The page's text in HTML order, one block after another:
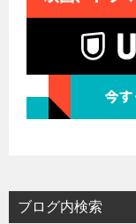
ブログ内検索